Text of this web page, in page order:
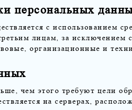
персональных
с использованием
лицам, за исключением
организационные и
чем этого требуют цели
на серверах,